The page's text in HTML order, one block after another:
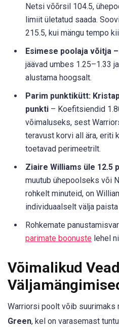
Netsi võõrsil 104.5,
limiit ületatud saada.
215.5, kui mängu tempo
Esimese poolaja võitja
jäävad umbes 1.25–1.33
alustama hoogsalt.
Parim punktikütt:
punkti – Koefitsiendid
võimaluseks, sest
teravust korvi all ära, eriti
toetavad perimeetrilt.
Ziaire Williams üle 12.5
muutub ühepoolseks või
rohkelt minuteid, on
individuaalselt välja
Rohkemate
parimate boonuste lehel
Võimalikud
Warriorsi poolt võib suurimaks
Green, kel on varasemast